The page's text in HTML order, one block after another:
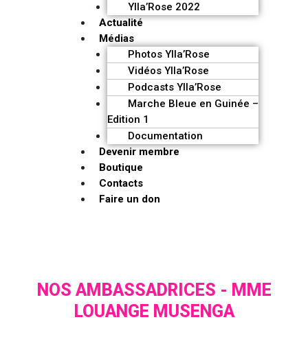
Ylla’Rose 2022
Actualité
Médias
Photos Ylla’Rose
Vidéos Ylla’Rose
Podcasts Ylla’Rose
Marche Bleue en Guinée –
Edition 1
Documentation
Devenir membre
Boutique
Contacts
Faire un don
NOS AMBASSADRICES - MME
LOUANGE MUSENGA